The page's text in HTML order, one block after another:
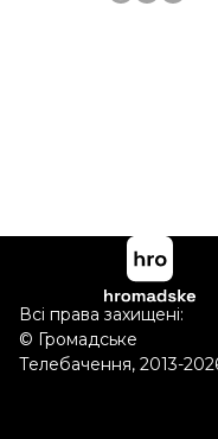
Всі права захищені:
© Громадське
Телебачення, 2013-